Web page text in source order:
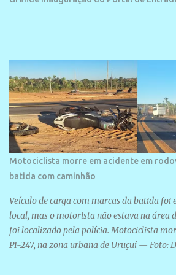
Motociclista morre em acidente em
batida com caminhão
Veículo de carga com marcas da batida
local, mas o motorista não estava na área
foi localizado pela polícia. Motociclista
PI-247, na zona urbana de Uruçuí — Foto: